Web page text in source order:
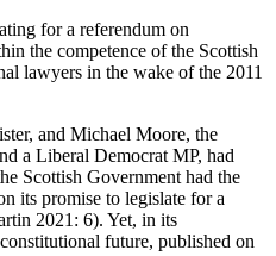
for a referendum on
the competence of the Scottish
lawyers in the wake of the 2011
and Michael Moore, the
a Liberal Democrat MP, had
Scottish Government had the
its promise to legislate for a
2021: 6). Yet, in its
future, published on